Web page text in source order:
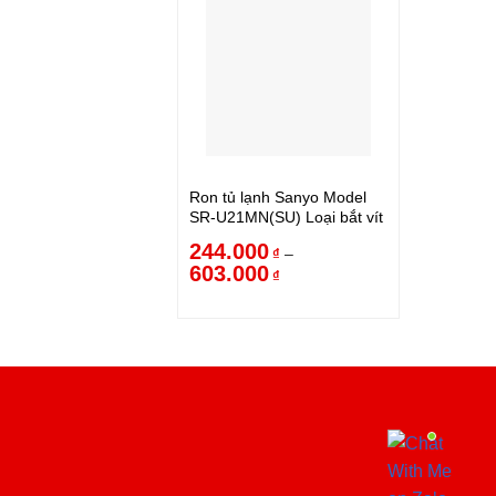
Ron tủ lạnh Sanyo Model
SR-U21MN(SU) Loại bắt vít
244.000 ₫ –
603.000 ₫